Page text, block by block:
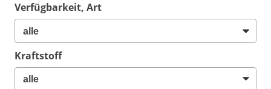
Verfügbarkeit, Art
Kraftstoff